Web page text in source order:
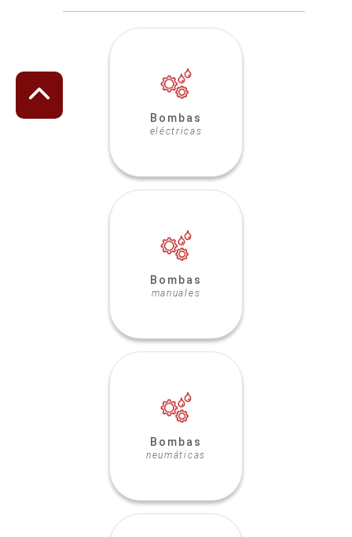
Bombas
eléctricas
Bombas
manuales
Bombas
neumáticas